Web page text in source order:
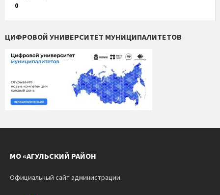
0
ЦИФРОВОЙ УНИВЕРСИТЕТ МУНИЦИПАЛИТЕТОВ
МО «АГУЛЬСКИЙ РАЙОН
Официальный сайт администрации